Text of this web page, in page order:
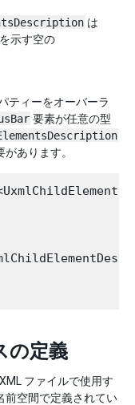
は
示す空の
ティーをオーバーラ
要素が任意の型
あります。
の定義
ファイルで使用す
前空間で定義されてい